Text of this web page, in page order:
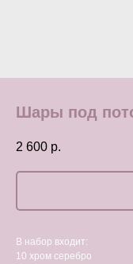
Шары под
2 600 р.
В набор входит:
10 хром серебро